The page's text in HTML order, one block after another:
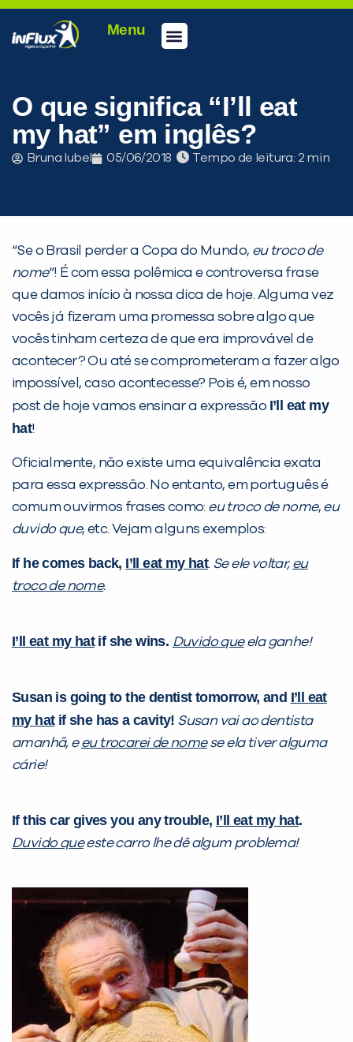
Menu
O que significa “I’ll eat
my hat” em inglês?
Bruna Iubel 05/06/2018 Tempo de leitura:
“Se o Brasil perder a Copa do Mundo, eu troco de
nome“! É com essa polêmica e controversa frase
que damos início à nossa dica de hoje. Alguma vez
vocês já fizeram uma promessa sobre algo que
vocês tinham certeza de que era improvável de
acontecer? Ou até se comprometeram a fazer algo
impossível, caso acontecesse? Pois é, em nosso
post de hoje vamos ensinar a expressão I’ll eat my
hat!
Oficialmente, não existe uma equivalência exata
para essa expressão. No entanto, em português é
comum ouvirmos frases como: eu troco de nome, eu
duvido que, etc. Vejam alguns exemplos:
If he comes back, I’ll eat my hat. Se ele voltar, eu
troco de nome.
I’ll eat my hatif she wins. Duvido queela ganhe!
Susan is going to the dentist tomorrow, and I’ll eat
my hatif she has a cavity! Susan vai ao dentista
amanhã, eeu trocarei de nomese ela tiver alguma
cárie!
If this car gives you any trouble, I’ll eat my hat.
Duvido queeste carro lhe dê algum problema!
PEÇA UMA DEMONSTRAÇÃO DE MÉTODO
Desculpe!
inFlux nesta cidade ou bairro que
já vamos te colocar em contato
com a:
Você é aluno inFlux?
Sim